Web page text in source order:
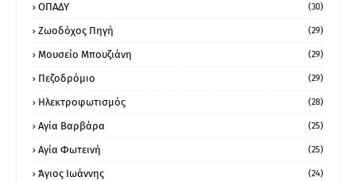
ΟΠΑΔΥ (30)
Ζωοδόχος Πηγή (29)
Μουσείο Μπουζιάνη (29)
Πεζοδρόμιο (29)
Ηλεκτροφωτισμός (28)
Αγία Βαρβάρα (25)
Αγία Φωτεινή (25)
Άγιος Ιωάννης (24)